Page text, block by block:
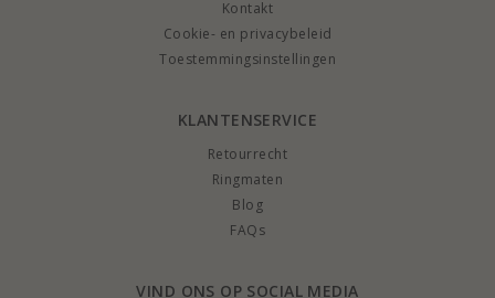
Kontakt
Cookie- en privacybeleid
Toestemmingsinstellingen
KLANTENSERVICE
Retourrecht
Ringmaten
Blog
FAQs
VIND ONS OP SOCIAL MEDIA